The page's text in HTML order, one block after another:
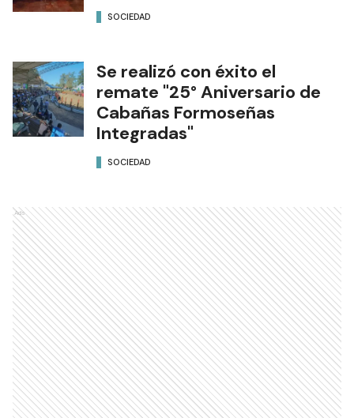
SOCIEDAD
Se realizó con éxito el
remate "25° Aniversario de
Cabañas Formoseñas
Integradas"
SOCIEDAD
Ads